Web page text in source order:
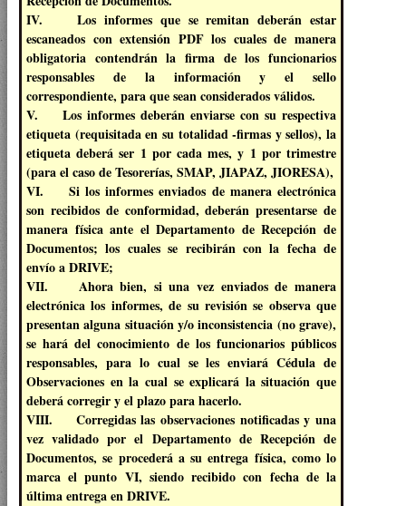
IV. Los informes que se remitan deberán estar
escaneados con extensión PDF los cuales de manera
obligatoria contendrán la firma de los funcionarios
responsables de la información y el sello
correspondiente, para que sean considerados válidos.
V. Los informes deberán enviarse con su respectiva
etiqueta (requisitada en su totalidad -firmas y sellos), la
etiqueta deberá ser 1 por cada mes, y 1 por trimestre
(para el caso de Tesorerías, SMAP, JIAPAZ, JIORESA),
VI. Si los informes enviados de manera electrónica
son recibidos de conformidad, deberán presentarse de
manera física ante el Departamento de Recepción de
Documentos; los cuales se recibirán con la fecha de
envío a DRIVE;
VII. Ahora bien, si una vez enviados de manera
electrónica los informes, de su revisión se observa que
presentan alguna situación y/o inconsistencia (no grave),
se hará del conocimiento de los funcionarios públicos
responsables, para lo cual se les enviará Cédula de
Observaciones en la cual se explicará la situación que
deberá corregir y el plazo para hacerlo.
VIII. Corregidas las observaciones notificadas y una
vez validado por el Departamento de Recepción de
Documentos, se procederá a su entrega física, como lo
marca el punto VI, siendo recibido con fecha de la
última entrega en DRIVE.